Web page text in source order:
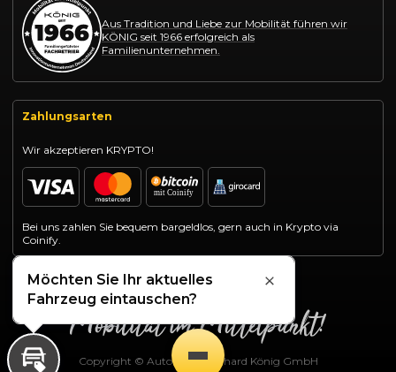
Aus Tradition und Liebe zur Mobilität führen wir
KÖNIG seit 1966 erfolgreich als
Familienunternehmen.
Zahlungsarten
Wir akzeptieren KRYPTO!
Bei uns zahlen Sie bequem bargeldlos, gern auch in Krypto via
Coinify.
Copyright © Autohaus Gotthard König GmbH
Möchten Sie Ihr aktuelles
Fahrzeug eintauschen?
Schließen